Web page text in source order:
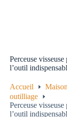
Perceuse
l’outil
Accueil
outilliage
Perceuse
l’outil